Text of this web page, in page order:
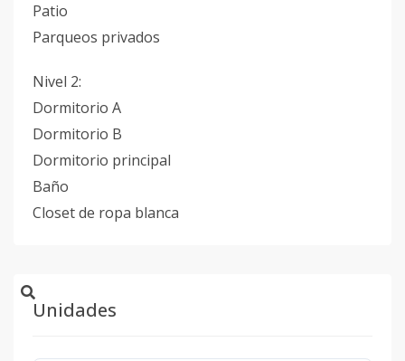
Patio
Parqueos privados
Nivel 2:
Dormitorio A
Dormitorio B
Dormitorio principal
Baño
Closet de ropa blanca
Unidades